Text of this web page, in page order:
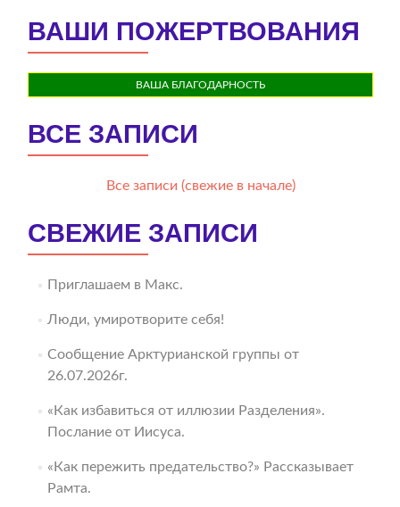
ВАШИ ПОЖЕРТВОВАНИЯ
ВАША БЛАГОДАРНОСТЬ
ВСЕ ЗАПИСИ
Все записи (свежие в начале)
СВЕЖИЕ ЗАПИСИ
Приглашаем в Макс.
Люди, умиротворите себя!
Сообщение Арктурианской группы от
26.07.2026г.
«Как избавиться от иллюзии Разделения».
Послание от Иисуса.
«Как пережить предательство?» Рассказывает
Рамта.